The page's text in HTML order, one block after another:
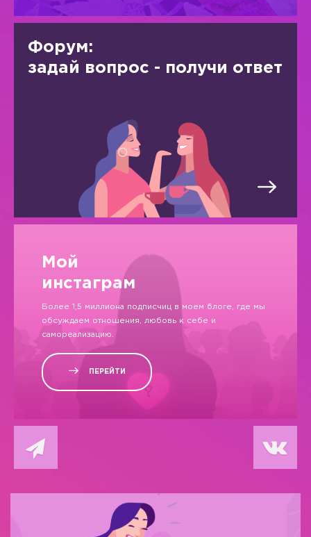
Форум:
задай вопрос - получи ответ
Мой
инстаграм
Более 1,5 миллиона подписчиц в моем блоге, где мы
обсуждаем отношения, любовь к себе и
самореализацию.
ПЕРЕЙТИ